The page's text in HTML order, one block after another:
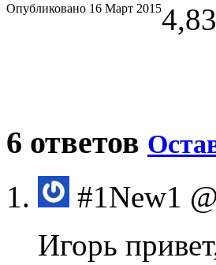
Опубликовано 16 Март 2015
6 ответов
#1New1
Игорь